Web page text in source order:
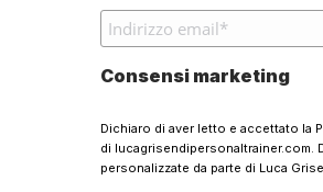
Consensi marketing
Dichiaro di aver letto e accettato la
di lucagrisendipersonaltrainer.com.
personalizzate da parte di Luca